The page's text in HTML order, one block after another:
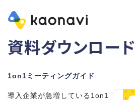
資料ダウンロード
1on1ミーティングガイド
導入企業が急増している1on1